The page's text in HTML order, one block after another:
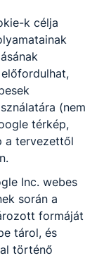
k célja
(nem
térkép,
a tervezettől
Inc. webes
során a
formáját
tárol, és
történő